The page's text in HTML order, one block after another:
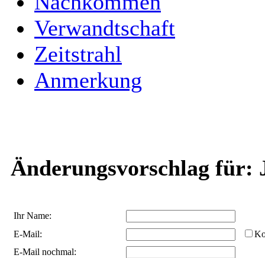
Verwandtschaft
Zeitstrahl
Anmerkung
Änderungsvorschlag für:
Ihr Name:
E-Mail:
E-Mail nochmal: